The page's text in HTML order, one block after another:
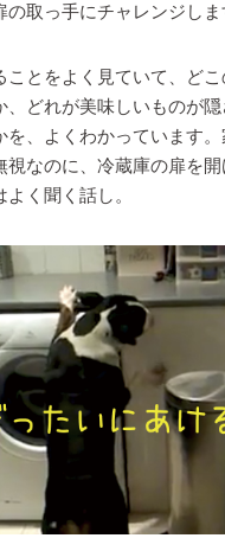
の取っ手にチャレンジしま
ことをよく見ていて、ど
、どれが美味しいものが隠
を、よくわかっています
視なのに、冷蔵庫の扉を
く聞く話し。